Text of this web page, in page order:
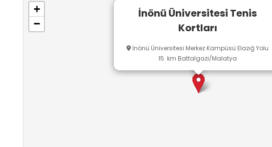
İnönü Üniversitesi Tenis
Kortları
İnönü Üniversitesi Merkez Kampüsü Elazığ Yolu
15. km Battalgazi/Malatya
+
−